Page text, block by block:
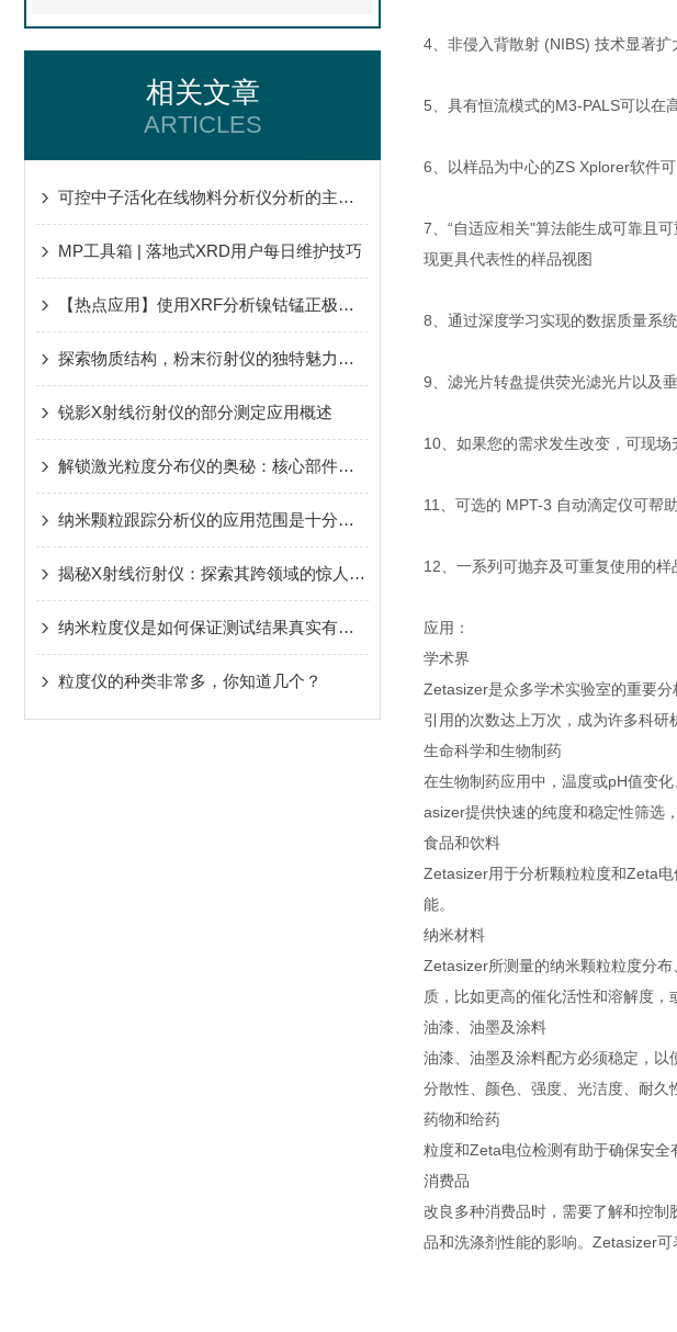
相关文章
ARTICLES
可控中子活化在线物料分析仪分析的主要特点
MP工具箱 | 落地式XRD用户每日维护技巧
【热点应用】使用XRF分析镍钴锰正极材料及其前驱体的元素成分
探索物质结构，粉末衍射仪的独特魅力解析
锐影X射线衍射仪的部分测定应用概述
解锁激光粒度分布仪的奥秘：核心部件一览
纳米颗粒跟踪分析仪的应用范围是十分广泛的
揭秘X射线衍射仪：探索其跨领域的惊人应用！
纳米粒度仪是如何保证测试结果真实有效的呢？
粒度仪的种类非常多，你知道几个？
4、非侵入背散射 (NIBS) 技术显著
5、具有恒流模式的M3-PALS可以在
6、以样品为中心的ZS Xplorer软件
7、“自适应相关"算法能生成可靠且
现更具代表性的样品视图
8、通过深度学习实现的数据质量系
9、滤光片转盘提供荧光滤光片以及
10、如果您的需求发生改变，可现
11、可选的 MPT-3 自动滴定仪可帮
12、一系列可抛弃及可重复使用的
应用：
学术界
Zetasizer是众多学术实验室的重要
引用的次数达上万次，成为许多科研
生命科学和生物制药
在生物制药应用中，温度或pH值变
asizer提供快速的纯度和稳定性筛选
食品和饮料
Zetasizer用于分析颗粒粒度和Zeta
能。
纳米材料
Zetasizer所测量的纳米颗粒粒度分
质，比如更高的催化活性和溶解度，
油漆、油墨及涂料
油漆、油墨及涂料配方必须稳定，
分散性、颜色、强度、光洁度、耐久
药物和给药
粒度和Zeta电位检测有助于确保安全
消费品
改良多种消费品时，需要了解和控
品和洗涤剂性能的影响。Zetasizer